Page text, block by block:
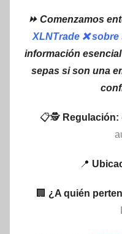
⏩ Comenzamos
XLNTrade ❌
información
sepas si son una
📋🕵 Regulación:
📍
🏢 ¿A quién